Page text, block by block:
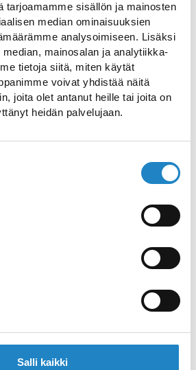
tarjoamamme sisällön ja mainosten
median ominaisuuksien
analysoimiseen. Lisäksi
mainosalan ja analytiikka-
tietoja siitä, miten käytät
voivat yhdistää näitä
joita olet antanut heille tai joita on
heidän palvelujaan.
Salli kaikki
1700-
ja
monumentti
raatihuone